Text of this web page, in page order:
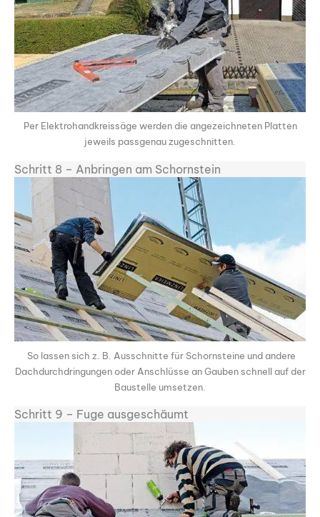
Per Elektrohandkreissäge werden die angezeichneten Platten
jeweils passgenau zugeschnitten.
Schritt 8 – Anbringen am Schornstein
So lassen sich z. B. Ausschnitte für Schornsteine und andere
Dachdurchdringungen oder Anschlüsse an Gauben schnell auf der
Baustelle umsetzen.
Schritt 9 – Fuge ausgeschäumt